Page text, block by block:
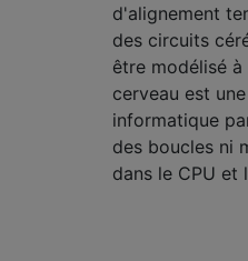
d'alignement
des circuits
être modélisé
cerveau est
informatique
des boucles ni
dans le CPU et